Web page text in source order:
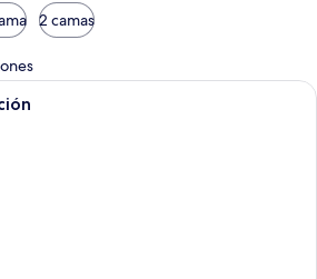
2 camas
Una sala de estar moderna con piso